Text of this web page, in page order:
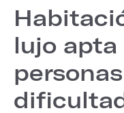
lujo apta